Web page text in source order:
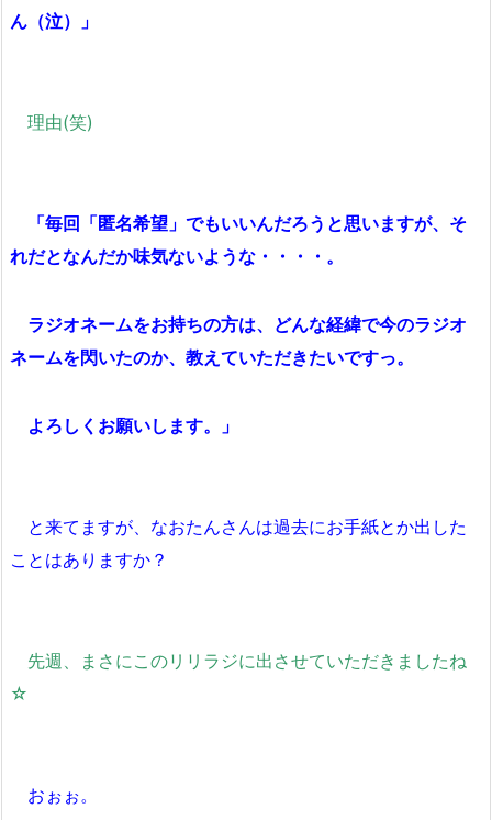
ん（泣）」
理由(笑)
「毎回「匿名希望」でもいいんだろうと思いますが、そ
れだとなんだか味気ないような・・・・。
ラジオネームをお持ちの方は、どんな経緯で今のラジオ
ネームを閃いたのか、教えていただきたいですっ。
よろしくお願いします。」
と来てますが、なおたんさんは過去にお手紙とか出した
ことはありますか？
先週、まさにこのリリラジに出させていただきましたね
☆
おぉぉ。